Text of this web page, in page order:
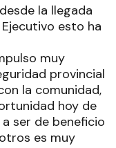
la llegada
esto ha
muy
provincial
la comunidad,
hoy de
ser de beneficio
es muy